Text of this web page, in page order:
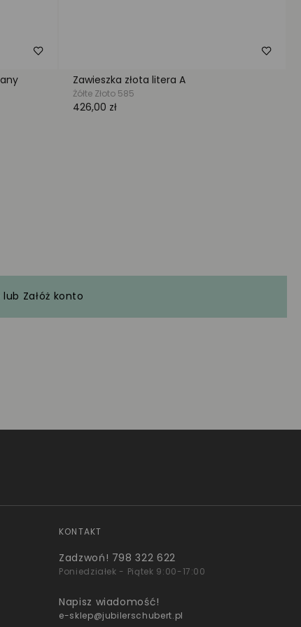
lub Załóż konto
KONTAKT
Zadzwoń! 798 322 622
Poniedziałek - Piątek 9:00-17:00
Napisz wiadomość!
e-sklep@jubilerschubert.pl